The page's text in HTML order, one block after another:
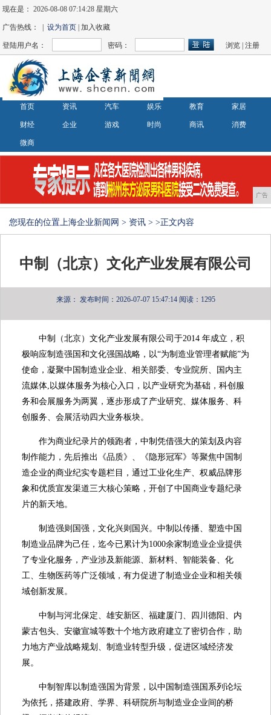
现在是：2026-08-08 07:14:28 星期六
广告热线： |设为首页 | 加入收藏
登陆用户名： 密码： 浏览 |注册
首页 资讯 汽车 娱乐 教育 家居
财经 企业 游戏 时尚 商讯 消费
微商
广告
您现在的位置上海企业新闻网 > 资讯 > >正文内容
中制（北京）文化产业发展有限公司
来源： 发布时间：2026-07-07 15:47:14 阅读：1295
中制（北京）文化产业发展有限公司于2014 年成立，积
极响应制造强国和文化强国战略，以“为制造业管理者赋能”为
使命，凝聚中国制造业企业、相关部委、专业院所、国内主
流媒体,以媒体服务为核心入口，以产业研究为基础，科创服
务和会展服务为两翼，逐步形成了产业研究、媒体服务、科
创服务、会展活动四大业务板块。
作为商业纪录片的领跑者，中制凭借强大的策划及内容
制作能力，先后推出《品质》、《隐形冠军》等聚焦中国制
造企业的商业纪实专题栏目，通过工业化生产、权威品牌形
象和优质宣发渠道三大核心策略，开创了中国商业专题纪录
片的新天地。
制造强则国强，文化兴则国兴。中制以传播、塑造中国
制造业品牌为己任，迄今已累计为1000余家制造业企业提供
了专业化服务，产业涉及新能源、新材料、智能装备、化
工、生物医药等广泛领域，有力促进了制造业企业和相关领
域创新发展。
中制与河北保定、雄安新区、福建厦门、四川德阳、内
蒙古包头、安徽宣城等数十个地方政府建立了密切合作，助
力地方产业战略规划、制造业转型升级，促进区域经济发
展。
中制智库以制造强国为背景，以中国制造强国系列论坛
为依托，搭建政府、学界、科研院所与制造业企业间的桥